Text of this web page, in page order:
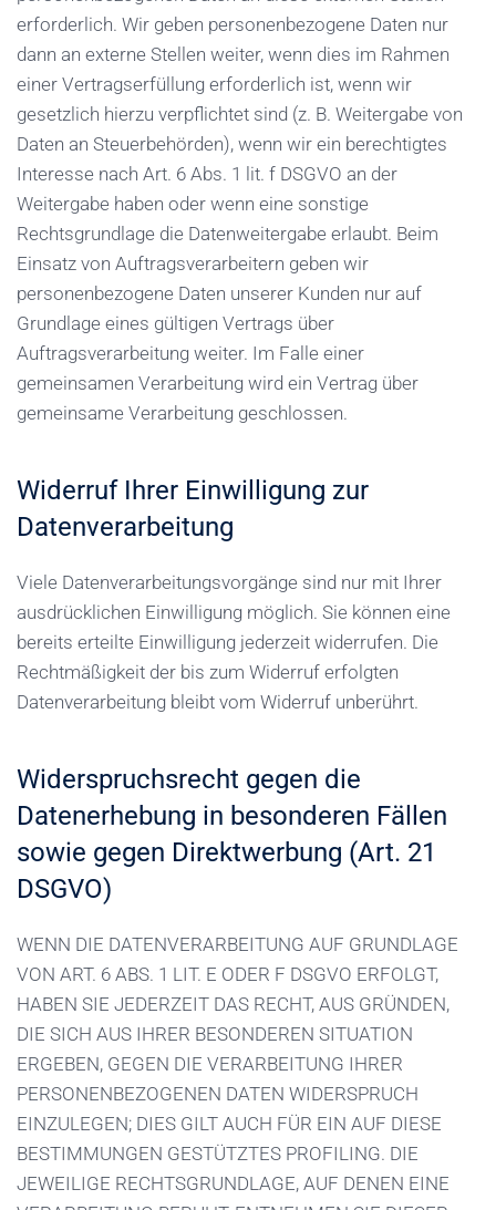
erforderlich. Wir geben personenbezogene Daten nur
dann an externe Stellen weiter, wenn dies im Rahmen
einer Vertragserfüllung erforderlich ist, wenn wir
gesetzlich hierzu verpflichtet sind (z. B. Weitergabe von
Daten an Steuerbehörden), wenn wir ein berechtigtes
Interesse nach Art. 6 Abs. 1 lit. f DSGVO an der
Weitergabe haben oder wenn eine sonstige
Rechtsgrundlage die Datenweitergabe erlaubt. Beim
Einsatz von Auftragsverarbeitern geben wir
personenbezogene Daten unserer Kunden nur auf
Grundlage eines gültigen Vertrags über
Auftragsverarbeitung weiter. Im Falle einer
gemeinsamen Verarbeitung wird ein Vertrag über
gemeinsame Verarbeitung geschlossen.
Widerruf Ihrer Einwilligung zur
Datenverarbeitung
Viele Datenverarbeitungsvorgänge sind nur mit Ihrer
ausdrücklichen Einwilligung möglich. Sie können eine
bereits erteilte Einwilligung jederzeit widerrufen. Die
Rechtmäßigkeit der bis zum Widerruf erfolgten
Datenverarbeitung bleibt vom Widerruf unberührt.
Widerspruchsrecht gegen die
Datenerhebung in besonderen Fällen
sowie gegen Direktwerbung (Art. 21
DSGVO)
WENN DIE DATENVERARBEITUNG AUF GRUNDLAGE
VON ART. 6 ABS. 1 LIT. E ODER F DSGVO ERFOLGT,
HABEN SIE JEDERZEIT DAS RECHT, AUS GRÜNDEN,
DIE SICH AUS IHRER BESONDEREN SITUATION
ERGEBEN, GEGEN DIE VERARBEITUNG IHRER
PERSONENBEZOGENEN DATEN WIDERSPRUCH
EINZULEGEN; DIES GILT AUCH FÜR EIN AUF DIESE
BESTIMMUNGEN GESTÜTZTES PROFILING. DIE
JEWEILIGE RECHTSGRUNDLAGE, AUF DENEN EINE